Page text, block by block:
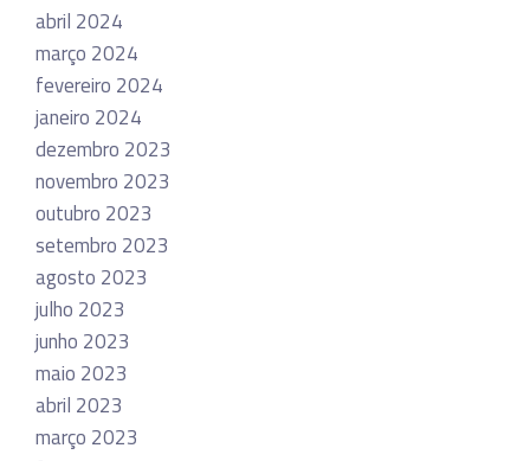
abril 2024
março 2024
fevereiro 2024
janeiro 2024
dezembro 2023
novembro 2023
outubro 2023
setembro 2023
agosto 2023
julho 2023
junho 2023
maio 2023
abril 2023
março 2023